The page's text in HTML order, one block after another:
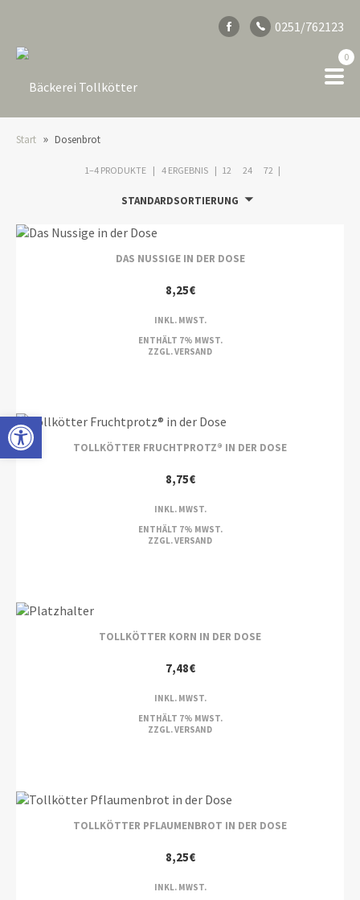
Open toolbar
0251/762123
0
Start » Dosenbrot
1–4 PRODUKTE 4 ERGEBNIS 12 24 72
STANDARDSORTIERUNG
DAS NUSSIGE IN DER DOSE
8,25€
INKL. MWST.
ENTHÄLT 7% MWST.
ZZGL.VERSAND
TOLLKÖTTER FRUCHTPROTZ® IN DER DOSE
8,75€
INKL. MWST.
ENTHÄLT 7% MWST.
ZZGL.VERSAND
TOLLKÖTTER KORN IN DER DOSE
7,48€
INKL. MWST.
ENTHÄLT 7% MWST.
ZZGL.VERSAND
TOLLKÖTTER PFLAUMENBROT IN DER DOSE
8,25€
INKL. MWST.